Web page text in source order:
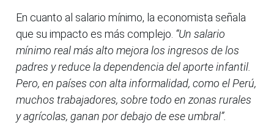
En cuanto al salario mínimo, la economista señala
que su impacto es más complejo. “Un salario
mínimo real más alto mejora los ingresos de los
padres y reduce la dependencia del aporte infantil.
Pero, en países con alta informalidad, como el Perú,
muchos trabajadores, sobre todo en zonas rurales
y agrícolas, ganan por debajo de ese umbral”.